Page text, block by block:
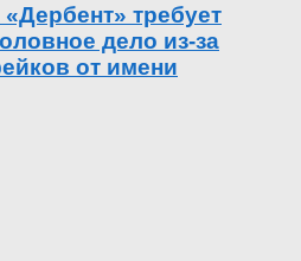
требует
дело из-за
от имени